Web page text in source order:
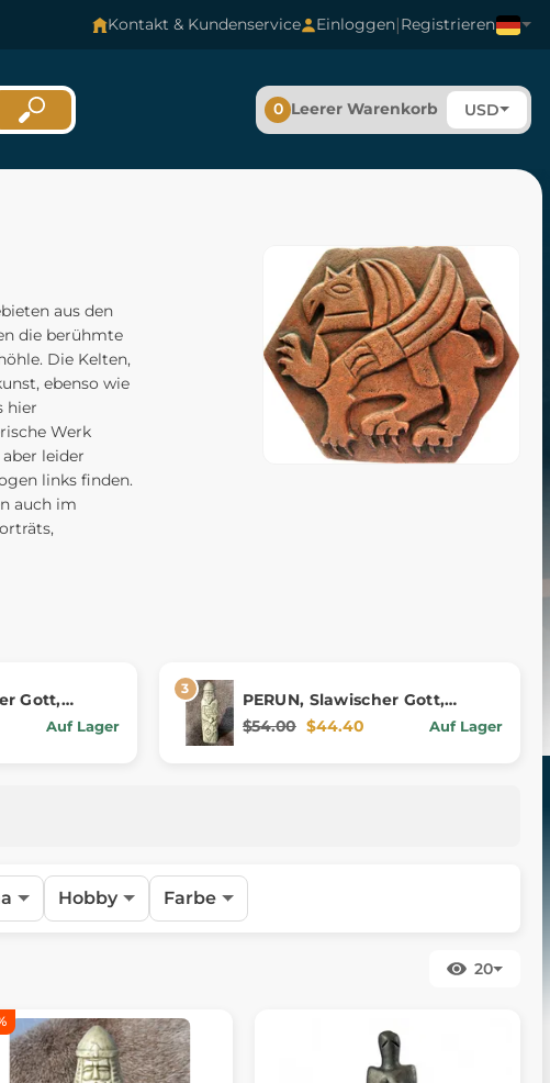
Kontakt & Kundenservice Einloggen|Registrieren
0 Leerer Warenkorb USD
aus den
die berühmte
Die Kelten,
ebenso wie
hier
Werk
leider
links finden.
auch im
Gott,
Auf Lager
PERUN, Slawischer Gott,
Kunststein
$54.00 $44.40 Auf Lager
Hobby Farbe
20